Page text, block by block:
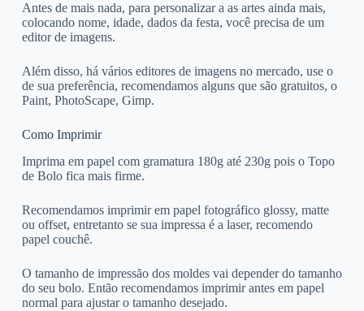
Antes de mais nada, para personalizar a as artes ainda mais,
colocando nome, idade, dados da festa, você precisa de um
editor de imagens.
Além disso, há vários editores de imagens no mercado, use o
de sua preferência, recomendamos alguns que são gratuitos, o
Paint, PhotoScape, Gimp.
Como Imprimir
Imprima em papel com gramatura 180g até 230g pois o Topo
de Bolo fica mais firme.
Recomendamos imprimir em papel fotográfico glossy, matte
ou offset, entretanto se sua impressa é a laser, recomendo
papel couchê.
O tamanho de impressão dos moldes vai depender do tamanho
do seu bolo. Então recomendamos imprimir antes em papel
normal para ajustar o tamanho desejado.